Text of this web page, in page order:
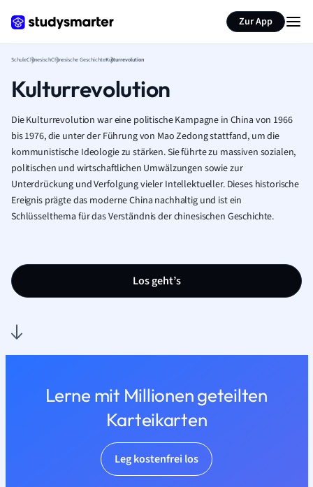
Zur App
SchuleChinesischChinesische GeschichteKulturrevolution
Kulturrevolution
Die Kulturrevolution war eine politische Kampagne in China von 1966
bis 1976, die unter der Führung von Mao Zedong stattfand, um die
kommunistische Ideologie zu stärken. Sie führte zu massiven sozialen,
politischen und wirtschaftlichen Umwälzungen sowie zur
Unterdrückung und Verfolgung vieler Intellektueller. Dieses historische
Ereignis prägte das moderne China nachhaltig und ist ein
Schlüsselthema für das Verständnis der chinesischen Geschichte.
Los geht’s
Lerne mit Millionen geteilten
Karteikarten
Leg kostenfrei los
Seite zusammenfassen